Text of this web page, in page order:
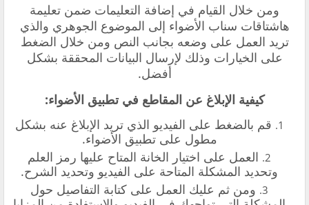
ومن خلال القيام في إضافة التعليمات ضمن تعليمة
هاشتاقات سناب الأضواء إلى الموضوع الجوهري والذي
تريد العمل على وضعه بجانب النص ومن خلال الضغط
على الخيارات وذلك لإرسال البيانات المحققة بشكل
أفضل.
كيفية الإبلاغ عن المقاطع في تطبيق الأضواء:
قم بالضغط على الفيديو الذي تريد الإبلاغ عنه بشكل
مطول على تطبيق الأضواء.
العمل على اختيار الخانة المتاح عليها رمز العلم
وتحديد المشكلة المتاحة على الفيديو وتحديد الشرح.
ومن ثم عليك العمل على كتابة التفاصيل حول